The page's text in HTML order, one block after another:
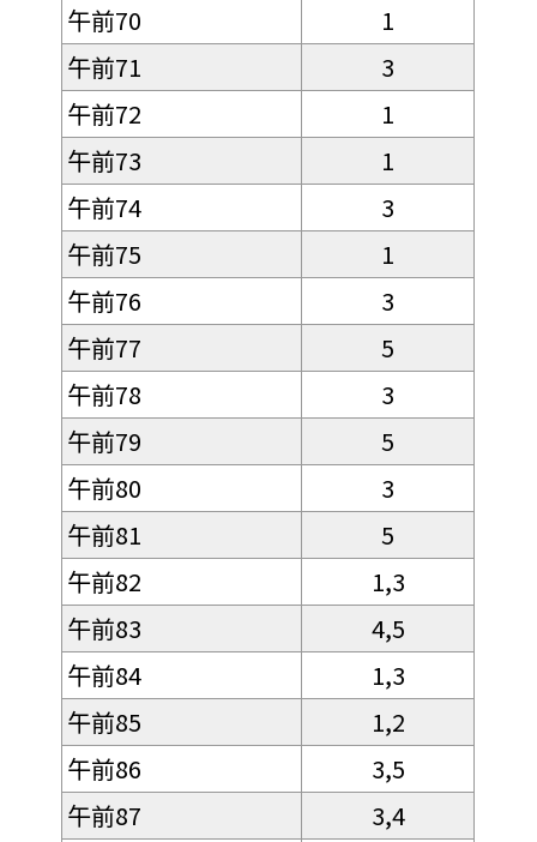
午前70
1
午前71
3
午前72
1
午前73
1
午前74
3
午前75
1
午前76
3
午前77
5
午前78
3
午前79
5
午前80
3
午前81
5
午前82
1,3
午前83
4,5
午前84
1,3
午前85
1,2
午前86
3,5
午前87
3,4